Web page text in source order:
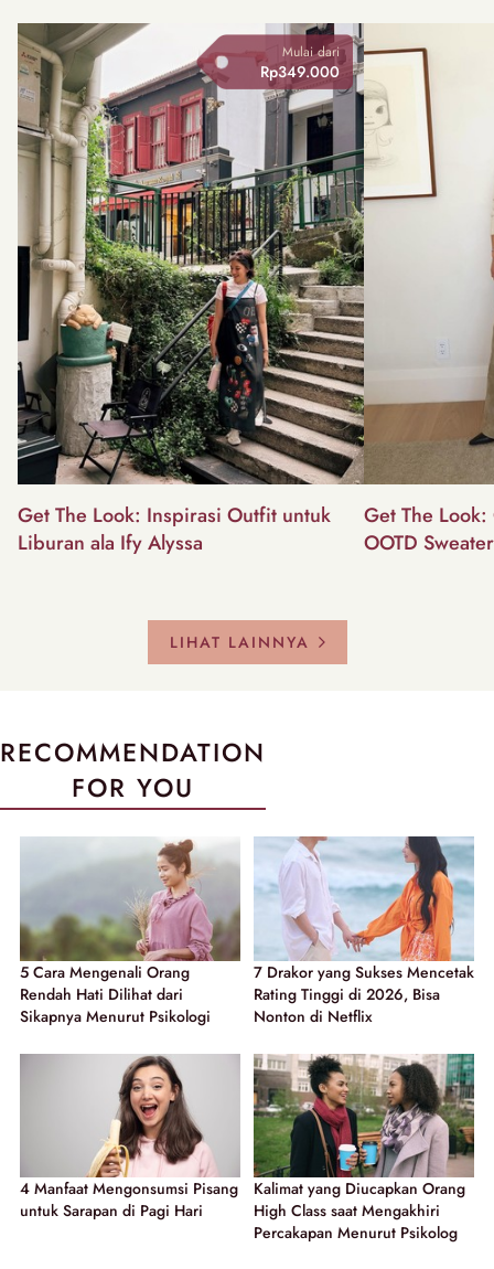
Mulai dari
Rp349.000
Get The Look: Inspirasi Outfit untuk
Liburan ala Ify Alyssa
Get The
OOTD
LIHAT LAINNYA
RECOMMENDATION
FOR YOU
5 Cara Mengenali Orang
Rendah Hati Dilihat dari
Sikapnya Menurut Psikologi
7 Drakor yang Sukses Mencetak
Rating Tinggi di 2026, Bisa
Nonton di Netflix
4 Manfaat Mengonsumsi Pisang
untuk Sarapan di Pagi Hari
Kalimat yang Diucapkan Orang
High Class saat Mengakhiri
Percakapan Menurut Psikolog